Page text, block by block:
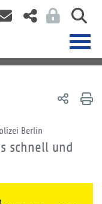
Berlin
schnell und